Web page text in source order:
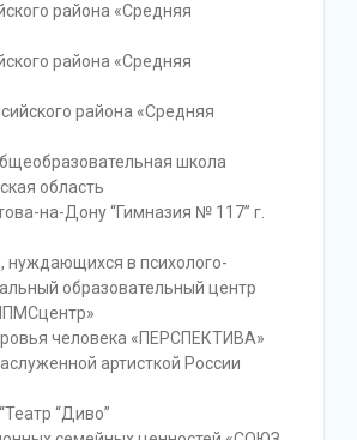
района «Средняя
района «Средняя
района «Средняя
школа
область
на-Дону “Гимназия № 117” г.
нуждающихся в психолого-
образовательный центр
человека «ПЕРСПЕКТИВА»
артисткой России
“Диво”